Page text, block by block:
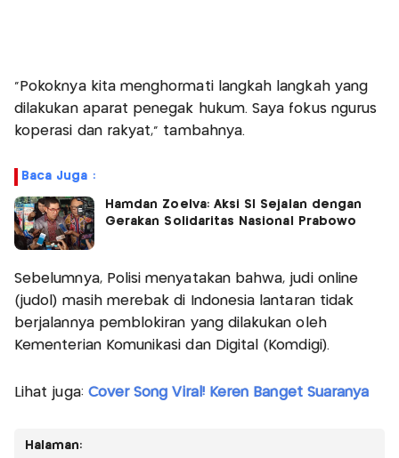
"Pokoknya kita menghormati langkah langkah yang
dilakukan aparat penegak hukum. Saya fokus ngurus
koperasi dan rakyat," tambahnya.
Baca Juga :
Hamdan Zoelva: Aksi SI Sejalan dengan
Gerakan Solidaritas Nasional Prabowo
Sebelumnya, Polisi menyatakan bahwa, judi online
(judol) masih merebak di Indonesia lantaran tidak
berjalannya pemblokiran yang dilakukan oleh
Kementerian Komunikasi dan Digital (Komdigi).
Lihat juga: Cover Song Viral! Keren Banget Suaranya
Halaman: